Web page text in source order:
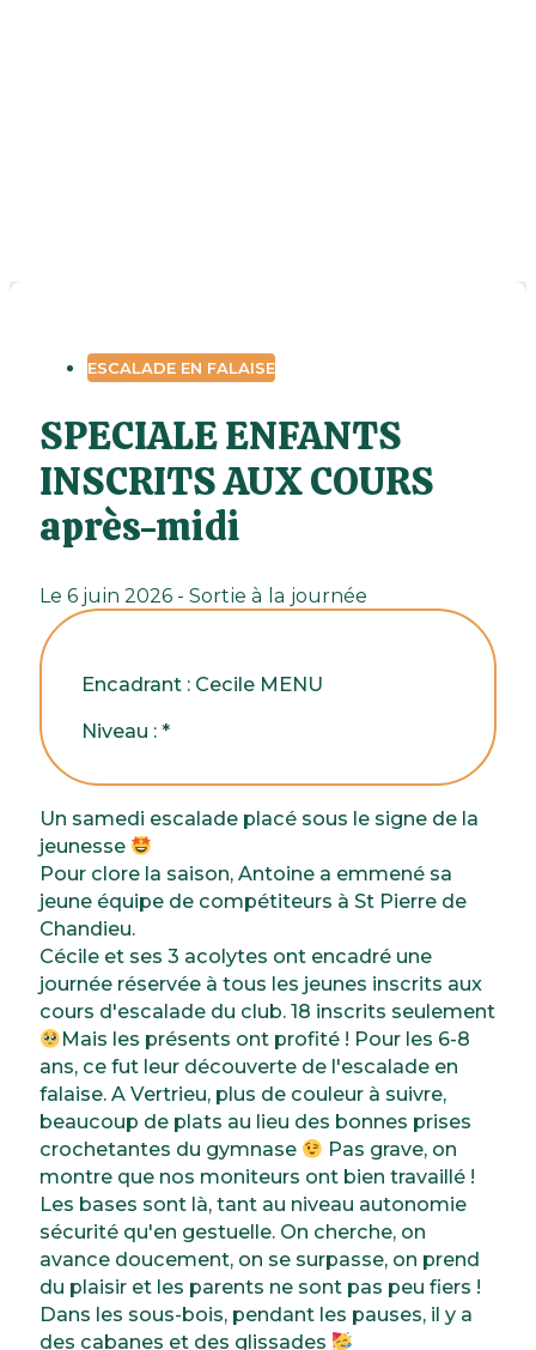
ESCALADE EN FALAISE
SPECIALE ENFANTS
INSCRITS AUX COURS
après-midi
Le 6 juin 2026 - Sortie à la journée
Encadrant : Cecile MENU
Niveau : *
Un samedi escalade placé sous le signe de la
jeunesse
Pour clore la saison, Antoine a emmené sa
jeune équipe de compétiteurs à St Pierre de
Chandieu.
Cécile et ses 3 acolytes ont encadré une
journée réservée à tous les jeunes inscrits aux
cours d'escalade du club. 18 inscrits seulement
Mais les présents ont profité ! Pour les 6-8
ans, ce fut leur découverte de l'escalade en
falaise. A Vertrieu, plus de couleur à suivre,
beaucoup de plats au lieu des bonnes prises
crochetantes du gymnase
Pas grave, on
montre que nos moniteurs ont bien travaillé !
Les bases sont là, tant au niveau autonomie
sécurité qu'en gestuelle. On cherche, on
avance doucement, on se surpasse, on prend
du plaisir et les parents ne sont pas peu fiers !
Dans les sous-bois, pendant les pauses, il y a
des cabanes et des glissades